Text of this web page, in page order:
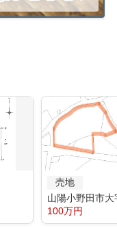
売地
山陽小野田市大
100万円